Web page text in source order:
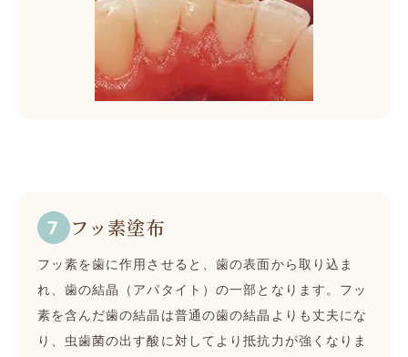
フッ素塗布
フッ素を歯に作用させると、歯の表面から取り込ま
れ、歯の結晶（アパタイト）の一部となります。フッ
素を含んだ歯の結晶は普通の歯の結晶よりも丈夫にな
り、虫歯菌の出す酸に対してより抵抗力が強くなりま